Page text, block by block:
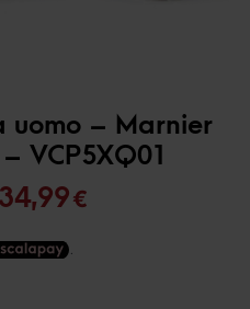
uomo – Marnier
VCP5XQ01
Il
34,99€